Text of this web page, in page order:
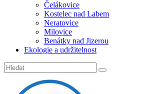
Čelákovice
Kostelec nad Labem
Neratovice
Milovice
Benátky nad Jizerou
Ekologie a udržitelnost